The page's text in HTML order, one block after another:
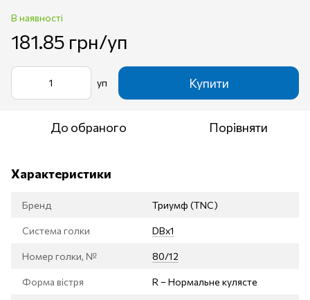
В наявності
181.85 грн/уп
уп Купити
До обраного Порівняти
Характеристики
Бренд Триумф (TNC)
Система голки DBx1
Номер голки, № 80/12
Форма вістря R – Нормальне кулясте